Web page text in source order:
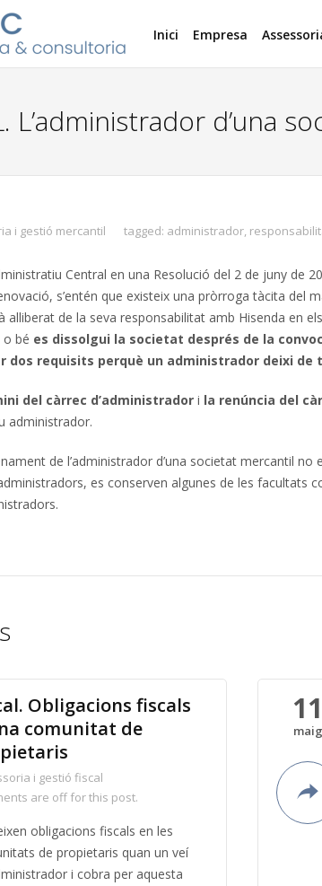
Inici Empresa
L’administrador d’una
i gestió mercantil tagged: administrador,
Central en una Resolució del 2 de juny de
s’entén que existeix una pròrroga tàcita del
alliberat de la seva responsabilitat amb Hisenda en
o bé es dissolgui la societat després de la
dos requisits perquè un administrador deixi
del càrrec d’administrador i la renúncia del
administrador.
de l’administrador d’una societat mercantil
es conserven algunes de les facultats
Obligacions fiscals
comunitat de
i gestió fiscal
are off for this post.
obligacions fiscals en les
de propietaris quan un veí
i cobra per aquesta
11
maig